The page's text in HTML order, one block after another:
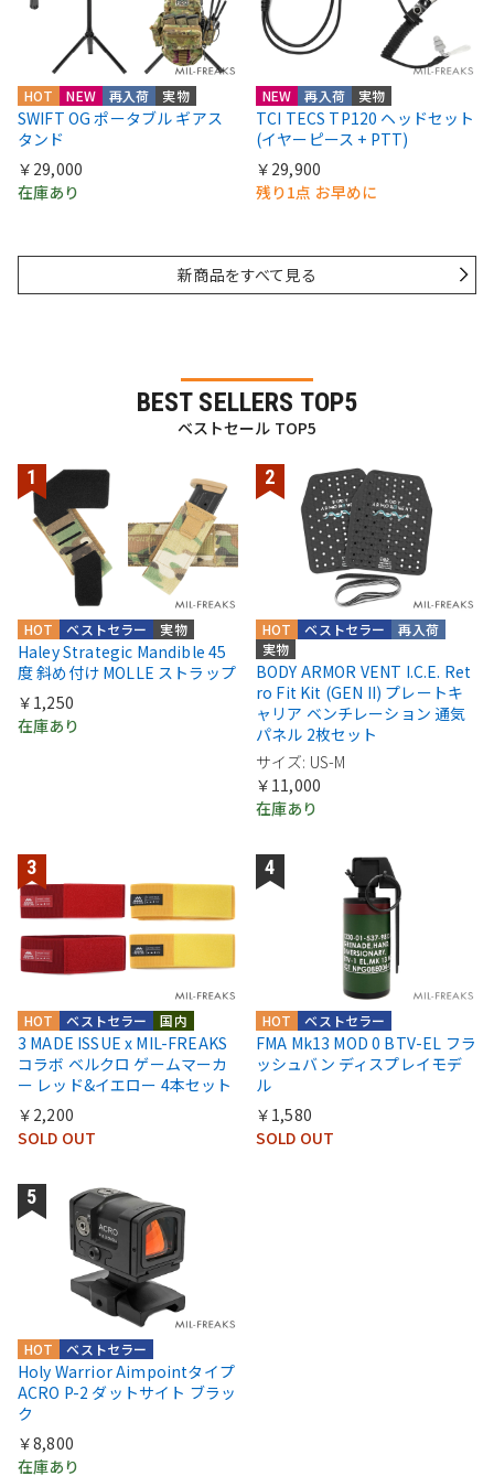
HOT NEW 再入荷 実物
SWIFT OG ポータブル ギアス
タンド
￥29,000
在庫あり
NEW 再入荷 実物
TCI TECS TP120 ヘッドセット
(イヤーピース + PTT)
￥29,900
残り1点 お早めに
新商品をすべて見る
BEST SELLERS TOP5
ベストセール TOP5
実物
ベストセラー
HOT
Haley Strategic Mandible 45
度 斜め付け MOLLE ストラップ
￥1,250
在庫あり
実物
再入荷
ベストセラー
HOT
BODY ARMOR VENT I.C.E. Ret
ro Fit Kit (GEN II) プレートキ
ャリア ベンチレーション 通気
パネル 2枚セット
サイズ: US-M
￥11,000
在庫あり
国内
ベストセラー
HOT
3 MADE ISSUE x MIL-FREAKS
コラボ ベルクロ ゲームマーカ
ー レッド&イエロー 4本セット
￥2,200
SOLD OUT
ベストセラー
HOT
FMA Mk13 MOD 0 BTV-EL フラ
ッシュバン ディスプレイモデ
ル
￥1,580
SOLD OUT
ベストセラー
HOT
Holy Warrior Aimpointタイプ
ACRO P-2 ダットサイト ブラッ
ク
￥8,800
在庫あり